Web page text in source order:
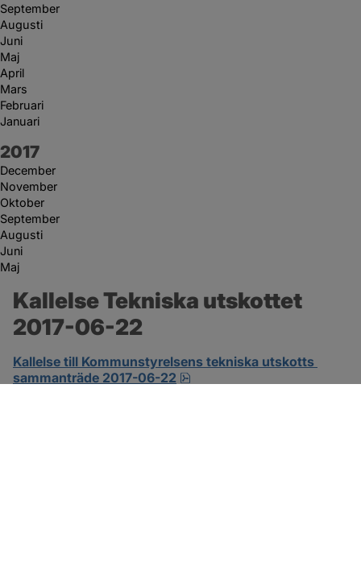
September
Augusti
Juni
Maj
April
Mars
Februari
Januari
År:
2017
December
November
Oktober
September
Augusti
Juni
Maj
Kallelse Tekniska utskottet
2017-06-22
Kallelse till Kommunstyrelsens tekniska utskotts
sammanträde 2017-06-22